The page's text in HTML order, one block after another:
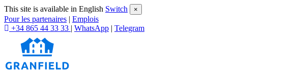
This site is available in English Switch ×
Pour les partenaires | Emplois
+34 865 44 33 33 | WhatsApp | Telegram